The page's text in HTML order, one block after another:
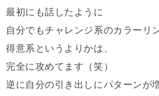
最初にも話したように
自分でもチャレンジ系のカラーリ
得意系というよりかは、
完全に攻めてます（笑）
逆に自分の引き出しにパターンが